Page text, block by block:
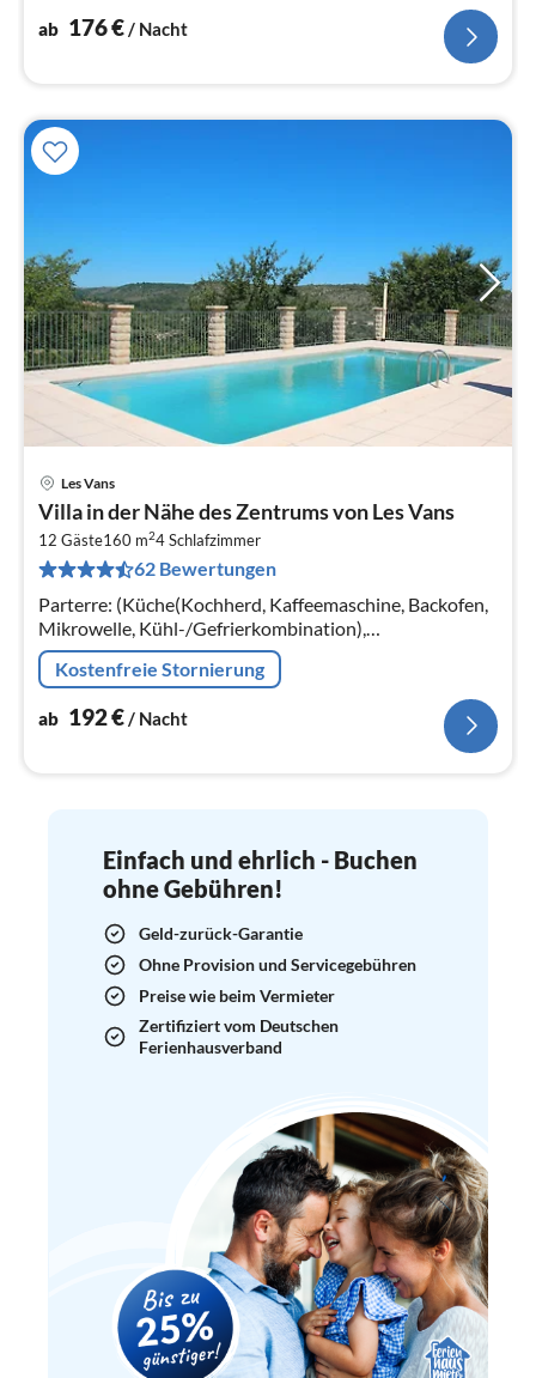
ab 176€/ Nacht
Les Vans
Villa in der Nähe des Zentrums von Les Vans
12 Gäste160 m24Schlafzimmer
62 Bewertungen
Parterre: (Küche(Kochherd, Kaffeemaschine, Backofen,
Mikrowelle, Kühl-/Gefrierkombination),
Küche(Kochherd, Kaffeemaschine, Backofen,
Mikrowelle, Kühl-/Gefrierkombination)
Kostenfreie Stornierung
ab 192€/ Nacht
Einfach und ehrlich - Buchen
ohne Gebühren!
Geld-zurück-Garantie
Ohne Provision und Servicegebühren
Preise wie beim Vermieter
Zertifiziert vom Deutschen
Ferienhausverband